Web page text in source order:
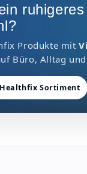
Produkte mit
Büro, Alltag
Sortiment